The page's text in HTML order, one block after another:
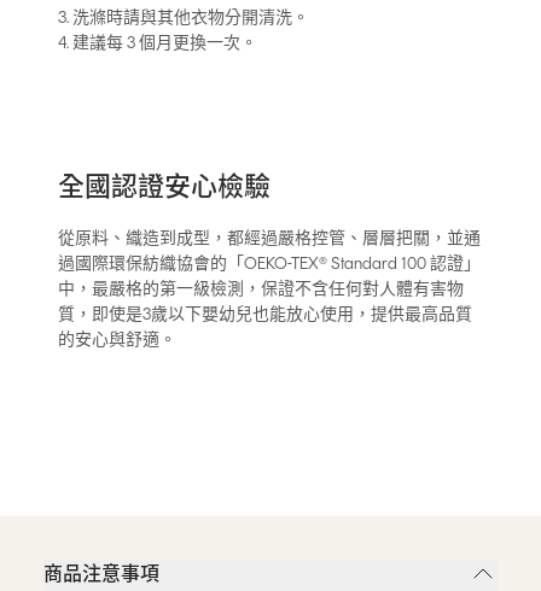
3. 洗滌時請與其他衣物分開清洗。
4. 建議每 3 個月更換一次。
全國認證安心檢驗
從原料、織造到成型，都經過嚴格控管、層層把關，並通
過國際環保紡織協會的「OEKO-TEX® Standard 100 認證」
中，最嚴格的第一級檢測，保證不含任何對人體有害物
質，即使是3歲以下嬰幼兒也能放心使用，提供最高品質
的安心與舒適。
商品注意事項